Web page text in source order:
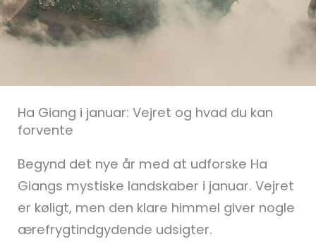
Ha Giang i januar: Vejret og hvad du kan
forvente
Begynd det nye år med at udforske Ha
Giangs mystiske landskaber i januar. Vejret
er køligt, men den klare himmel giver nogle
ærefrygtindgydende udsigter.